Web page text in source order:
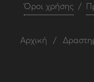
Όροι χρήσης /
Αρχική /